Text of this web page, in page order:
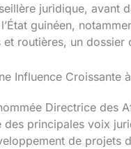
juridique,
guinéen,
routières, un dossier
Influence Croissante
Directrice des
des principales voix
de